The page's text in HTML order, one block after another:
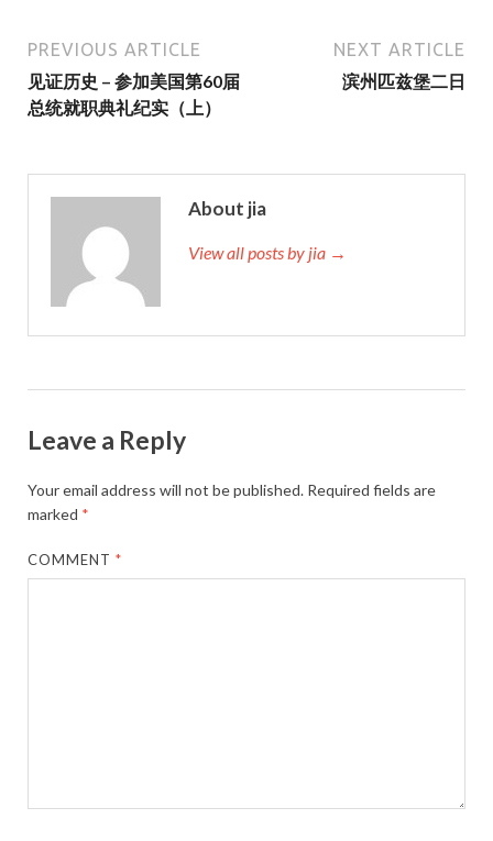
PREVIOUS ARTICLE
见证历史 – 参加美国第60届
总统就职典礼纪实（上）
NEXT ARTICLE
滨州匹兹堡二日
About jia
View all posts by jia →
Leave a Reply
Your email address will not be published. Required fields are
marked *
COMMENT*